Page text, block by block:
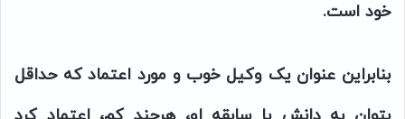
خود است.
بنابراین عنوان یک وکیل خوب و مورد اعتماد که حداقل